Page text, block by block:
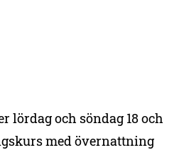
lördag och söndag 18 och
med övernattning